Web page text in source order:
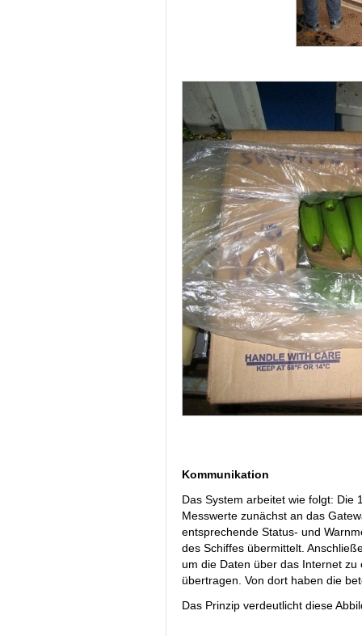
Kommunikation
Das System arbeitet wie folgt: Die
Messwerte zunächst an das
entsprechende Status- und
des Schiffes übermittelt.
um die Daten über das Internet
übertragen. Von dort haben die
Das Prinzip verdeutlicht diese